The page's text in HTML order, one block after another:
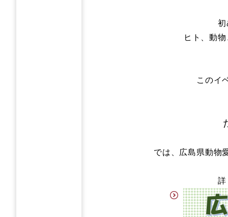
ヒト、動
このイ
では、広島県動物